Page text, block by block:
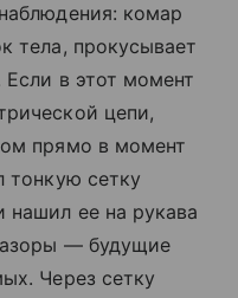
комар
тела, прокусывает
в этот момент
цепи,
прямо в момент
тонкую сетку
нашил ее на рукава
— будущие
Через сетку